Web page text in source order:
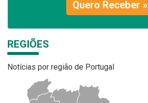
Quero Receber »
REGIÕES
Notícias por região de Portugal